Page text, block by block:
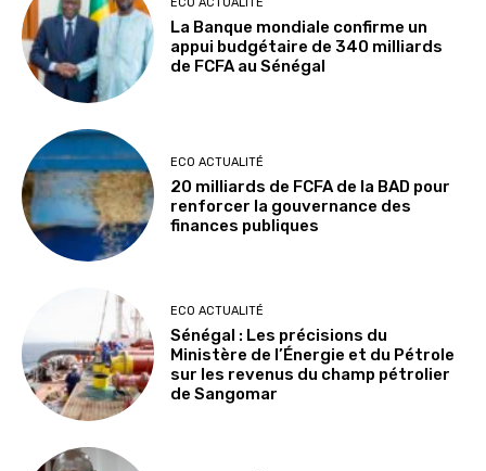
ECO ACTUALITÉ
La Banque mondiale confirme un
appui budgétaire de 340 milliards
de FCFA au Sénégal
ECO ACTUALITÉ
20 milliards de FCFA de la BAD pour
renforcer la gouvernance des
finances publiques
ECO ACTUALITÉ
Sénégal : Les précisions du
Ministère de l’Énergie et du Pétrole
sur les revenus du champ pétrolier
de Sangomar